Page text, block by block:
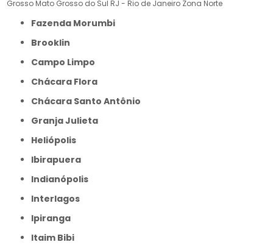
Grosso Mato Grosso do Sul RJ - Rio de Janeiro Zona Norte
Fazenda Morumbi
Brooklin
Campo Limpo
Chácara Flora
Chácara Santo Antônio
Granja Julieta
Heliópolis
Ibirapuera
Indianópolis
Interlagos
Ipiranga
Itaim Bibi